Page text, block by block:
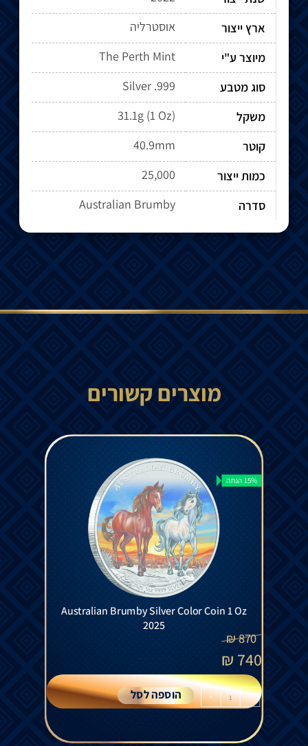
ארץ ייצור
אוסטרליה
מיוצר ע"י
The Perth Mint
סוג מטבע
Silver .999
משקל
31.1g (1 Oz)
קוטר
40.9mm
כמות ייצור
25,000
סדרה
Australian Brumby
מוצרים קשורים
15% הנחה
Australian Brumby Silver Color Coin 1 Oz
2025
870
₪
740
₪
-
+ הוספה לסל